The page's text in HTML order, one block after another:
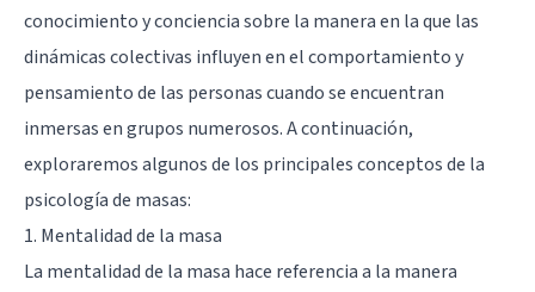
conocimiento y conciencia sobre la manera en la que las
dinámicas colectivas influyen en el comportamiento y
pensamiento de las personas cuando se encuentran
inmersas en grupos numerosos. A continuación,
exploraremos algunos de los principales conceptos de la
psicología de masas:
1. Mentalidad de la masa
La mentalidad de la masa hace referencia a la manera